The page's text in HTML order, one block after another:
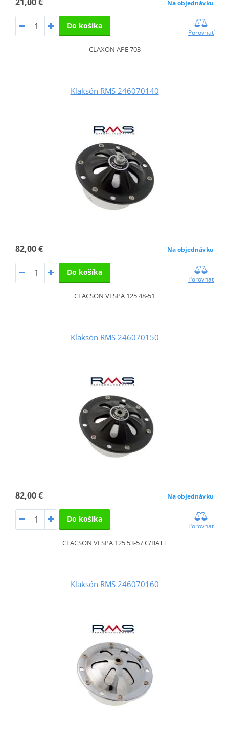
Na objednávku
Do košíka
Porovnať
CLAXON APE 703
Klaksón RMS 246070140
82,00 € Na objednávku
Do košíka
Porovnať
CLACSON VESPA 125 48-51
Klaksón RMS 246070150
82,00 € Na objednávku
Do košíka
Porovnať
CLACSON VESPA 125 53-57 C/BATT
Klaksón RMS 246070160